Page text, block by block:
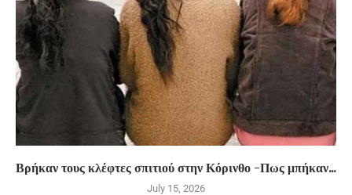
Βρήκαν τους κλέφτες σπιτιού στην Κόρινθο -Πως μπήκαν...
July 15, 2026